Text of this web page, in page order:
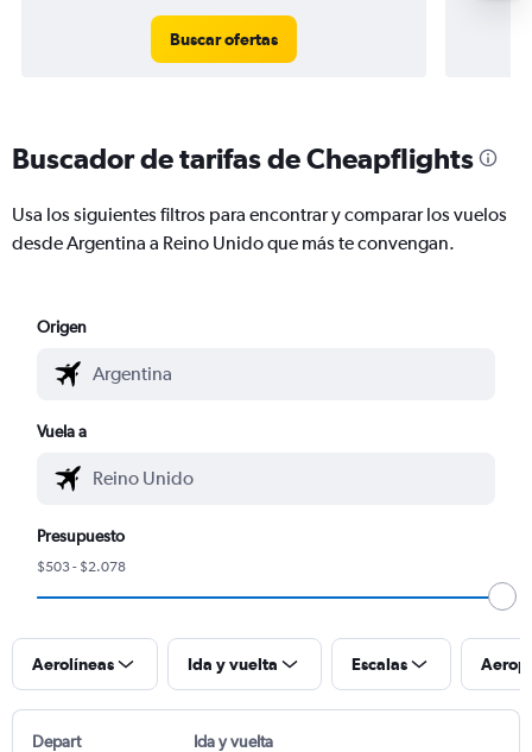
Buscar ofertas
Buscador de tarifas de Cheapflights
Usa los siguientes filtros para encontrar y comparar los vuelos
desde Argentina a Reino Unido que más te convengan.
Origen
Vuela a
Presupuesto
$503 - $2.078
Aerolíneas Ida y vuelta Escalas
Depart Ida y vuelta